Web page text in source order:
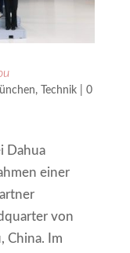
, Technik| 0
Dahua
einer
von
China. Im